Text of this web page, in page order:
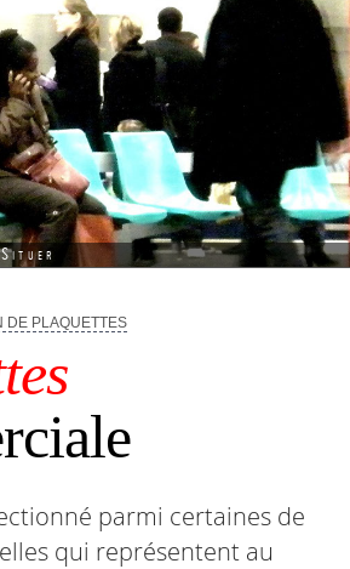
Situer
DE PLAQUETTES
parmi certaines de
qui représentent au